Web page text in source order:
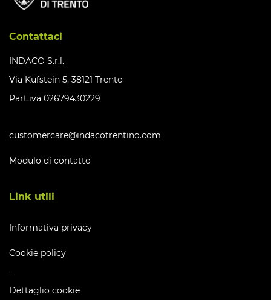
Contattaci
INDACO S.r.l.
Via Kufstein 5, 38121 Trento
Part.iva 02679430229
customercare@indacotrentino.com
Modulo di contatto
Link utili
Informativa privacy
Cookie policy
-
Dettaglio cookie